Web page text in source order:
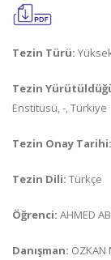
Tezin Türü:
Tezin
Enstitüsü, -, Türkiye
Tezin Onay Tarihi:
Tezin Dili: Türkçe
Öğrenci: AHMED
Danışman: ÖZKAN